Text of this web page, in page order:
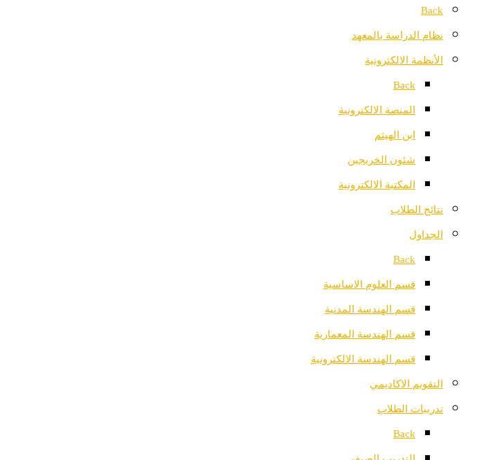
Back
نظام الدراسة بالمعهد
الأنظمة الالكترونية
Back
المنصة الالكترونية
ابن الهيثم
شئون الخريجين
المكتبة الالكترونية
نتائج الطلاب
الجداول
Back
قسم العلوم الاساسية
قسم الهندسة المدنية
قسم الهندسة المعمارية
قسم الهندسة الالكترونية
التقويم الاكاديمي
تدريبات الطلاب
Back